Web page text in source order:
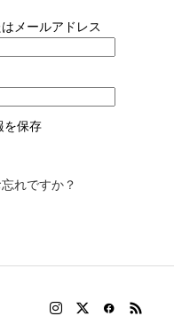
メールアドレス
を保存
れですか？